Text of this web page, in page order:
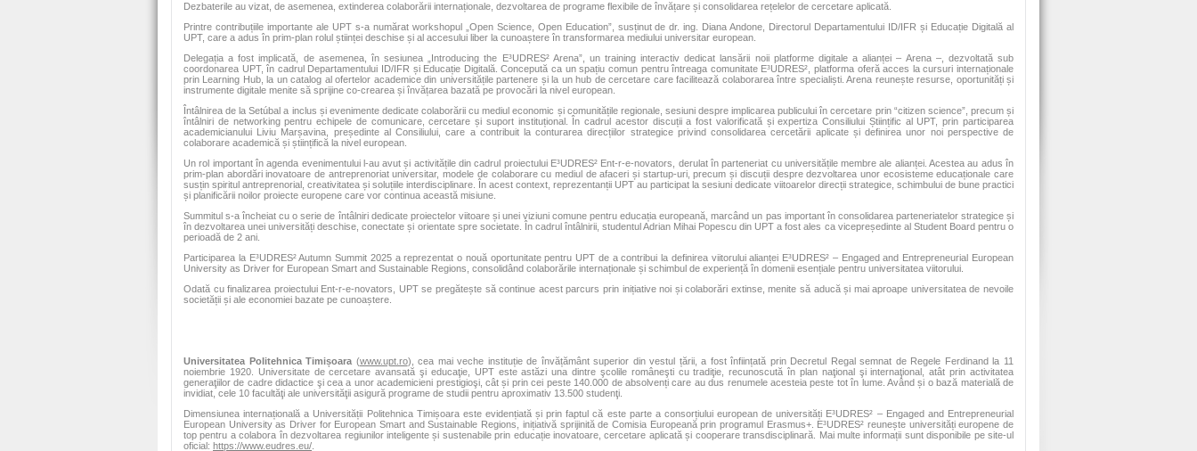
Dezbaterile au vizat, de asemenea, extinderea colaborării internaționale, dezvoltarea de programe flexibile de învățare și consolidarea rețelelor de cercetare aplicată.
Printre contribuțiile importante ale UPT s-a numărat workshopul „Open Science, Open Education”, susținut de dr. ing. Diana Andone, Directorul Departamentului ID/IFR și Educație Digitală al
UPT, care a adus în prim-plan rolul științei deschise și al accesului liber la cunoaștere în transformarea mediului universitar european.
Delegația a fost implicată, de asemenea, în sesiunea „Introducing the E³UDRES² Arena”, un training interactiv dedicat lansării noii platforme digitale a alianței – Arena –, dezvoltată sub
coordonarea UPT, în cadrul Departamentului ID/IFR și Educație Digitală. Concepută ca un spațiu comun pentru întreaga comunitate E³UDRES², platforma oferă acces la cursuri internaționale
prin Learning Hub, la un catalog al ofertelor academice din universitățile partenere și la un hub de cercetare care facilitează colaborarea între specialiști. Arena reunește resurse, oportunități și
instrumente digitale menite să sprijine co-crearea și învățarea bazată pe provocări la nivel european.
Întâlnirea de la Setúbal a inclus și evenimente dedicate colaborării cu mediul economic și comunitățile regionale, sesiuni despre implicarea publicului în cercetare prin “citizen science”, precum și
întâlniri de networking pentru echipele de comunicare, cercetare și suport instituțional. În cadrul acestor discuții a fost valorificată și expertiza Consiliului Științific al UPT, prin participarea
academicianului Liviu Marșavina, președinte al Consiliului, care a contribuit la conturarea direcțiilor strategice privind consolidarea cercetării aplicate și definirea unor noi perspective de
colaborare academică și științifică la nivel european.
Un rol important în agenda evenimentului l-au avut și activitățile din cadrul proiectului E³UDRES² Ent-r-e-novators, derulat în parteneriat cu universitățile membre ale alianței. Acestea au adus în
prim-plan abordări inovatoare de antreprenoriat universitar, modele de colaborare cu mediul de afaceri și startup-uri, precum și discuții despre dezvoltarea unor ecosisteme educaționale care
susțin spiritul antreprenorial, creativitatea și soluțiile interdisciplinare. În acest context, reprezentanții UPT au participat la sesiuni dedicate viitoarelor direcții strategice, schimbului de bune practici
și planificării noilor proiecte europene care vor continua această misiune.
Summitul s-a încheiat cu o serie de întâlniri dedicate proiectelor viitoare și unei viziuni comune pentru educația europeană, marcând un pas important în consolidarea parteneriatelor strategice și
în dezvoltarea unei universități deschise, conectate și orientate spre societate. În cadrul întâlnirii, studentul Adrian Mihai Popescu din UPT a fost ales ca vicepreședinte al Student Board pentru o
perioadă de 2 ani.
Participarea la E³UDRES² Autumn Summit 2025 a reprezentat o nouă oportunitate pentru UPT de a contribui la definirea viitorului alianței E³UDRES² – Engaged and Entrepreneurial European
University as Driver for European Smart and Sustainable Regions, consolidând colaborările internaționale și schimbul de experiență în domenii esențiale pentru universitatea viitorului.
Odată cu finalizarea proiectului Ent-r-e-novators, UPT se pregătește să continue acest parcurs prin inițiative noi și colaborări extinse, menite să aducă și mai aproape universitatea de nevoile
societății și ale economiei bazate pe cunoaștere.
Universitatea Politehnica Timișoara (www.upt.ro), cea mai veche instituție de învățământ superior din vestul țării, a fost înființată prin Decretul Regal semnat de Regele Ferdinand la 11
noiembrie 1920. Universitate de cercetare avansată şi educaţie, UPT este astăzi una dintre şcolile româneşti cu tradiţie, recunoscută în plan naţional şi internaţional, atât prin activitatea
generaţiilor de cadre didactice şi cea a unor academicieni prestigioşi, cât și prin cei peste 140.000 de absolvenți care au dus renumele acesteia peste tot în lume. Având și o bază materială de
invidiat, cele 10 facultăţi ale universităţii asigură programe de studii pentru aproximativ 13.500 studenţi.
Dimensiunea internațională a Universității Politehnica Timișoara este evidențiată și prin faptul că este parte a consorțiului european de universități E³UDRES² – Engaged and Entrepreneurial
European University as Driver for European Smart and Sustainable Regions, inițiativă sprijinită de Comisia Europeană prin programul Erasmus+. E³UDRES² reunește universități europene de
top pentru a colabora în dezvoltarea regiunilor inteligente și sustenabile prin educație inovatoare, cercetare aplicată și cooperare transdisciplinară. Mai multe informații sunt disponibile pe site-ul
oficial: https://www.eudres.eu/